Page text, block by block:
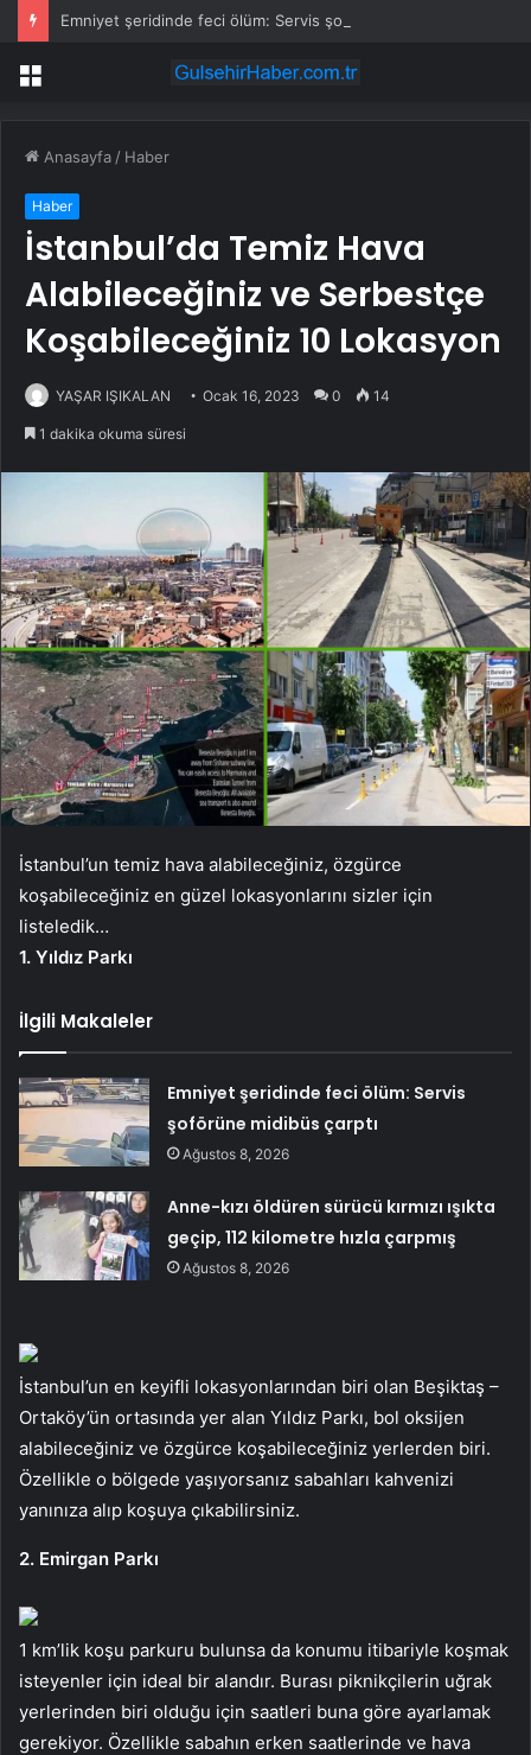
Menü
Anasayfa / Haber
Haber
İstanbul’da Temiz Hava
Alabileceğiniz ve Serbestçe
Koşabileceğiniz 10 Lokasyon
YAŞAR IŞIKALAN Ocak 16, 2023 0 14
1 dakika okuma süresi
İstanbul’un temiz hava alabileceğiniz, özgürce
koşabileceğiniz en güzel lokasyonlarını sizler için
listeledik…
1. Yıldız Parkı
İlgili Makaleler
Emniyet şeridinde feci ölüm: Servis
şoförüne midibüs çarptı
Ağustos 8, 2026
Anne-kızı öldüren sürücü kırmızı ışıkta
geçip, 112 kilometre hızla çarpmış
Ağustos 8, 2026
İstanbul’un en keyifli lokasyonlarından biri olan Beşiktaş –
Ortaköy’ün ortasında yer alan Yıldız Parkı, bol oksijen
alabileceğiniz ve özgürce koşabileceğiniz yerlerden biri.
Özellikle o bölgede yaşıyorsanız sabahları kahvenizi
yanınıza alıp koşuya çıkabilirsiniz.
2. Emirgan Parkı
1 km’lik koşu parkuru bulunsa da konumu itibariyle koşmak
isteyenler için ideal bir alandır. Burası piknikçilerin uğrak
yerlerinden biri olduğu için saatleri buna göre ayarlamak
gerekiyor. Özellikle sabahın erken saatlerinde ve hava